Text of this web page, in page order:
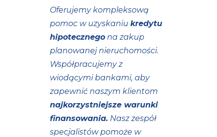
Oferujemy kompleksową
pomoc w uzyskaniu kredytu
hipotecznegona zakup
planowanej nieruchomości.
Współpracujemy z
wiodącymi bankami, aby
zapewnić naszym klientom
najkorzystniejsze warunki
finansowania. Nasz zespół
specjalistów pomoże w